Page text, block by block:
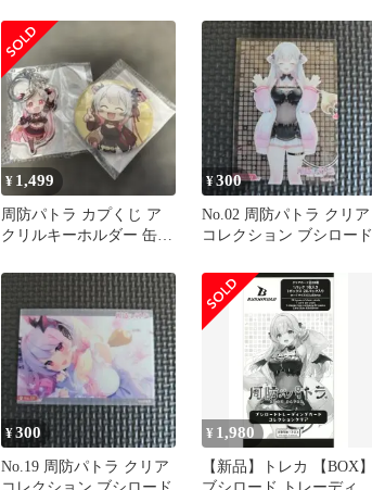
¥ 1,499
周防パトラ カプくじ ア
クリルキーホルダー 缶バ
¥300
No.02 周防パトラ クリア
コレクション ブシロード
¥300
No.19 周防パトラ クリア
¥ 1,980
【新品】トレカ 【BOX】